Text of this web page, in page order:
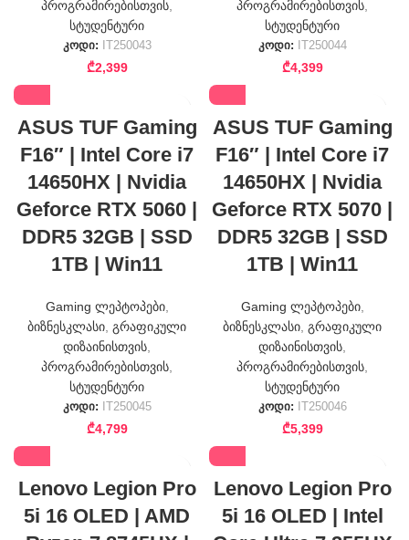
პროგრამირებისთვის
სტუდენტური
კოდი: IT250043
₾2,399
პროგრამირებისთვის
სტუდენტური
კოდი: IT250044
₾4,399
ASUS TUF Gaming
F16″ | Intel Core i7
14650HX | Nvidia
Geforce RTX 5060 |
DDR5 32GB | SSD
1TB | Win11
Gaming ლეპტოპები,
ბიზნესკლასი გრაფიკული
დიზაინისთვის
პროგრამირებისთვის
სტუდენტური
კოდი: IT250045
₾4,799
ASUS TUF Gaming
F16″ | Intel Core i7
14650HX | Nvidia
Geforce RTX 5070 |
DDR5 32GB | SSD
1TB | Win11
Gaming ლეპტოპები,
ბიზნესკლასი გრაფიკული
დიზაინისთვის
პროგრამირებისთვის
სტუდენტური
კოდი: IT250046
₾5,399
Lenovo Legion Pro
5i 16 OLED | AMD
Lenovo Legion Pro
5i 16 OLED | Intel